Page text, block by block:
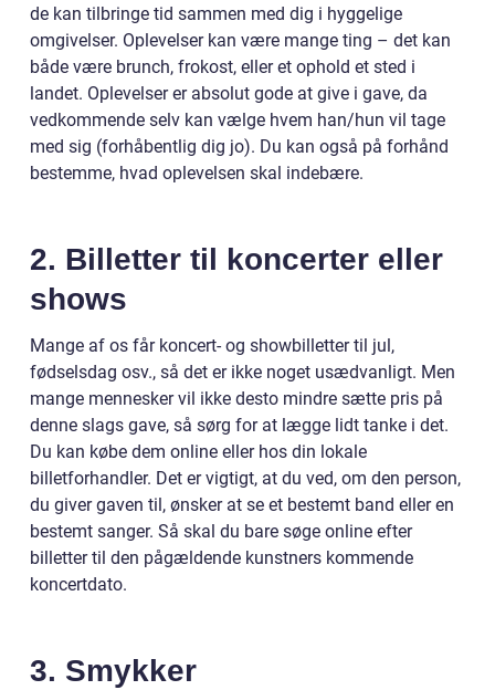
de kan tilbringe tid sammen med dig i hyggelige
omgivelser. Oplevelser kan være mange ting – det kan
både være brunch, frokost, eller et ophold et sted i
landet. Oplevelser er absolut gode at give i gave, da
vedkommende selv kan vælge hvem han/hun vil tage
med sig (forhåbentlig dig jo). Du kan også på forhånd
bestemme, hvad oplevelsen skal indebære.
2. Billetter til koncerter eller
shows
Mange af os får koncert- og showbilletter til jul,
fødselsdag osv., så det er ikke noget usædvanligt. Men
mange mennesker vil ikke desto mindre sætte pris på
denne slags gave, så sørg for at lægge lidt tanke i det.
Du kan købe dem online eller hos din lokale
billetforhandler. Det er vigtigt, at du ved, om den person,
du giver gaven til, ønsker at se et bestemt band eller en
bestemt sanger. Så skal du bare søge online efter
billetter til den pågældende kunstners kommende
koncertdato.
3. Smykker